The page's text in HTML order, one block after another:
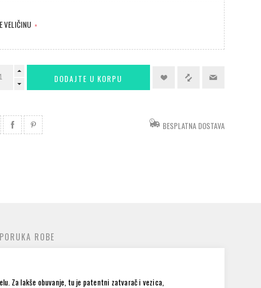
VELIČINU *
BESPLATNA DOSTAVA
ROBE
Za lakše obuvanje, tu je patentni zatvarač i vezica,